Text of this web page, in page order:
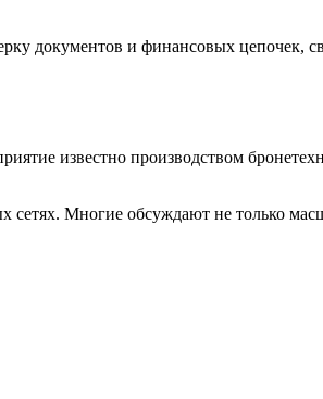
документов и финансовых цепочек,
известно производством
сетях. Многие обсуждают не только